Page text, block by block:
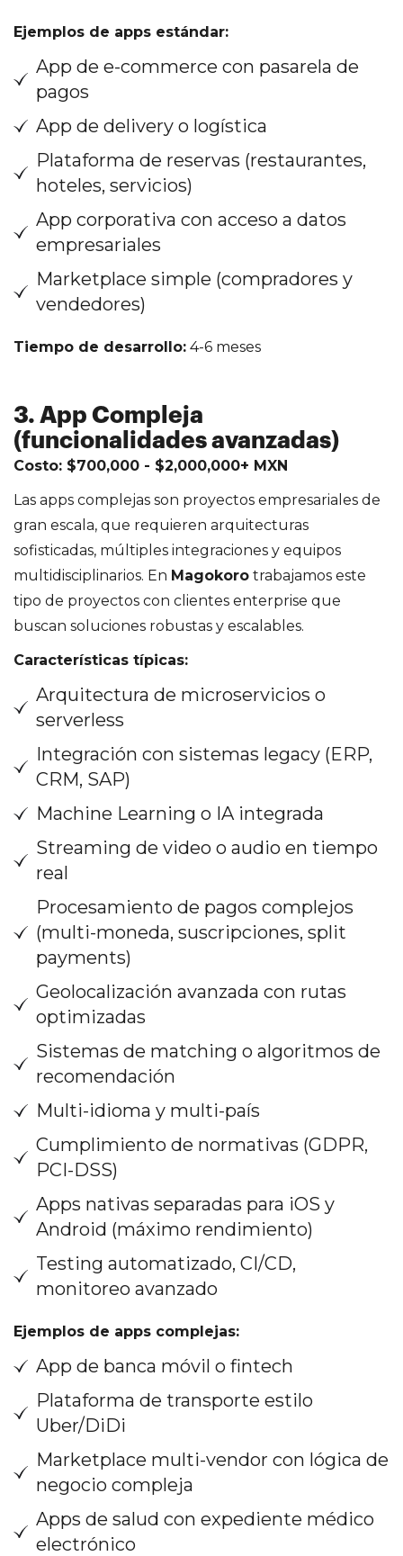
Ejemplos de apps estándar:
App de e-commerce con pasarela de
pagos
App de delivery o logística
Plataforma de reservas (restaurantes,
hoteles, servicios)
App corporativa con acceso a datos
empresariales
Marketplace simple (compradores y
vendedores)
Tiempo de desarrollo: 4-6 meses
3. App Compleja
(funcionalidades avanzadas)
Costo: $700,000 - $2,000,000+ MXN
Las apps complejas son proyectos empresariales de
gran escala, que requieren arquitecturas
sofisticadas, múltiples integraciones y equipos
multidisciplinarios. En Magokoro trabajamos este
tipo de proyectos con clientes enterprise que
buscan soluciones robustas y escalables.
Características típicas:
Arquitectura de microservicios o
serverless
Integración con sistemas legacy (ERP,
CRM, SAP)
Machine Learning o IA integrada
Streaming de video o audio en tiempo
real
Procesamiento de pagos complejos
(multi-moneda, suscripciones, split
payments)
Geolocalización avanzada con rutas
optimizadas
Sistemas de matching o algoritmos de
recomendación
Multi-idioma y multi-país
Cumplimiento de normativas (GDPR,
PCI-DSS)
Apps nativas separadas para iOS y
Android (máximo rendimiento)
Testing automatizado, CI/CD,
monitoreo avanzado
Ejemplos de apps complejas:
App de banca móvil o fintech
Plataforma de transporte estilo
Uber/DiDi
Marketplace multi-vendor con lógica de
negocio compleja
Apps de salud con expediente médico
electrónico